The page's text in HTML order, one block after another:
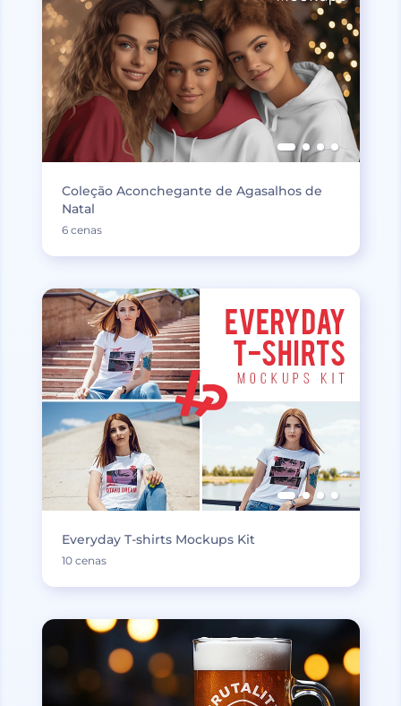
Coleção Aconchegante de Agasalhos de
Natal
6 cenas
Everyday T-shirts Mockups Kit
10 cenas